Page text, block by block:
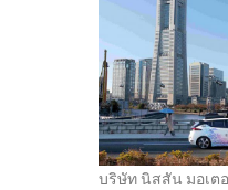
บริษัท นิสสัน มอเต